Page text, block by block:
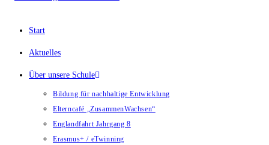
Start
Aktuelles
Über unsere Schule
Bildung für nachhaltige Entwicklung
Elterncafé „ZusammenWachsen“
Englandfahrt Jahrgang 8
Erasmus+ / eTwinning